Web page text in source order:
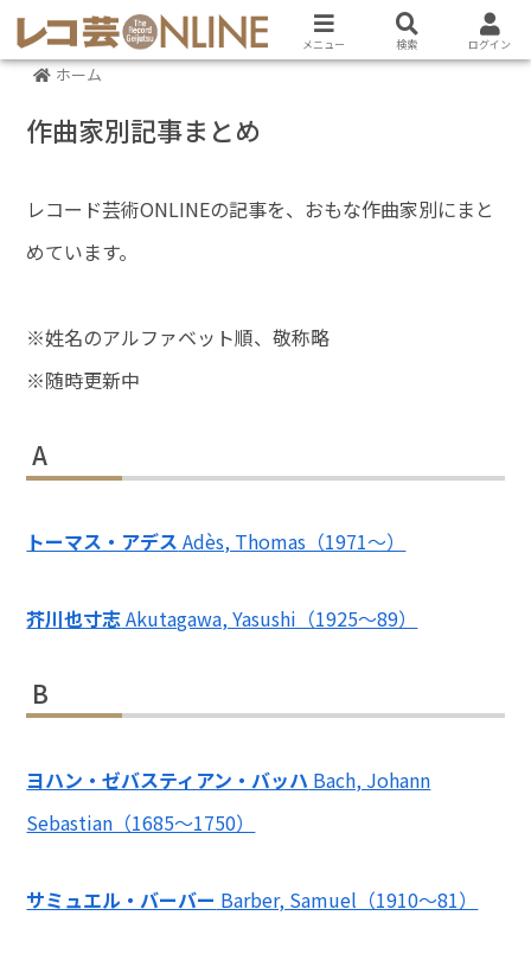
ホーム
作曲家別記事まとめ
レコード芸術ONLINEの記事を、おもな作曲家別にまと
めています。
※姓名のアルファベット順、敬称略
※随時更新中
A
トーマス・アデス Adès, Thomas（1971～）
芥川也寸志Akutagawa, Yasushi（1925～89）
B
ヨハン・ゼバスティアン・バッハ Bach, Johann
Sebastian（1685～1750）
サミュエル・バーバー Barber, Samuel（1910～81）
メニュー 検索 ログイン